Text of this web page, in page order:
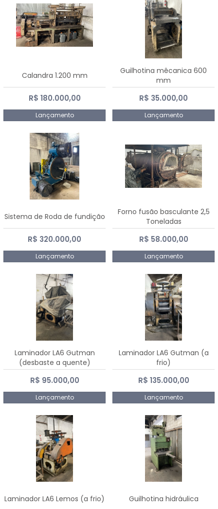
Calandra 1.200 mm
R$ 180.000,00
Lançamento
Guilhotina mêcanica 600
mm
R$ 35.000,00
Lançamento
Sistema de Roda de fundição
R$ 320.000,00
Lançamento
Forno fusão basculante 2,5
Toneladas
R$ 58.000,00
Lançamento
Laminador LA6 Gutman
(desbaste a quente)
R$ 95.000,00
Lançamento
Laminador LA6 Gutman (a
frio)
R$ 135.000,00
Lançamento
Laminador LA6 Lemos (a frio) Guilhotina hidráulica